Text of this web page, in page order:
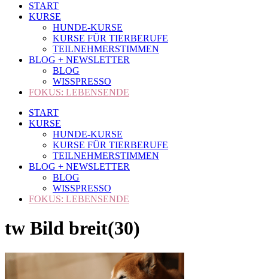
START
KURSE
HUNDE-KURSE
KURSE FÜR TIERBERUFE
TEILNEHMERSTIMMEN
BLOG + NEWSLETTER
BLOG
WISSPRESSO
FOKUS: LEBENSENDE
START
KURSE
HUNDE-KURSE
KURSE FÜR TIERBERUFE
TEILNEHMERSTIMMEN
BLOG + NEWSLETTER
BLOG
WISSPRESSO
FOKUS: LEBENSENDE
tw Bild breit(30)